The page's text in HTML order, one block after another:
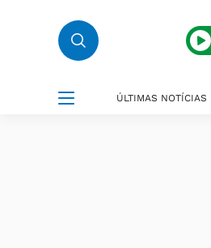
ÚLTIMAS NOTÍCIAS